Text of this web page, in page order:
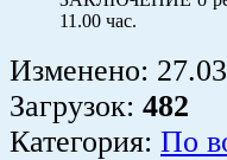
11.00 час.
Изменено:
Загрузок: 482
Категория: По